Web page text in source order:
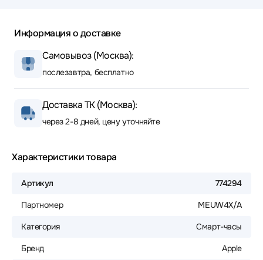
Информация о доставке
Самовывоз (Москва):
послезавтра, бесплатно
Доставка ТК (Москва):
через 2-8 дней, цену уточняйте
Характеристики товара
Артикул 774294
Партномер MEUW4X/A
Категория Смарт-часы
Бренд Apple